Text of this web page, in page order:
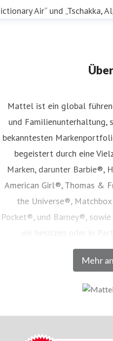
Air“ und „Tschakka,
Mehr
Mattel ist ein global
und Familienunterhaltung,
bekanntesten
begeistert durch eine
Marken, darunter Barbie®,
American Girl®, Thomas &
the Universe®,
Pocket®, und Barney®,
wir besitzen oder in
umfasst Spielwaren,
in Zusammenarbeit mit